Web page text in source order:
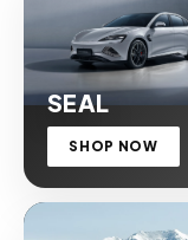
SEAL
SHOP NOW